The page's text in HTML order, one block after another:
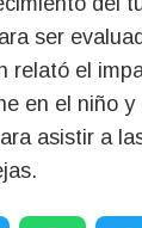
ser
relató el
en el niño y
asistir a